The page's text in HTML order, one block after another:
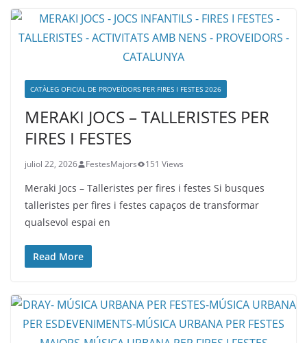
CATÀLEG OFICIAL DE PROVEÏDORS PER FIRES I FESTES 2026
MERAKI JOCS – TALLERISTES PER
FIRES I FESTES
juliol 22, 2026 FestesMajors 151 Views
Meraki Jocs – Talleristes per fires i festes Si busques
talleristes per fires i festes capaços de transformar
qualsevol espai en
Read More